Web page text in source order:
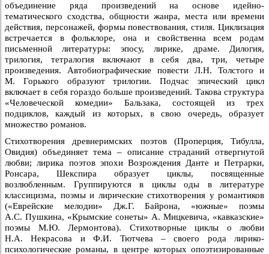
объединение ряда произведений на основе идейно-
тематического сходства, общности жанра, места или времени
действия, персонажей, формы повествования, стиля. Циклизация
встречается в фольклоре, она и свойственна всем родам
письменной литературы: эпосу, лирике, драме. Дилогия,
трилогия, тетралогия включают в себя два, три, четыре
произведения. Автобиографические повести Л.Н. Толстого и
М. Горького образуют трилогии. Подчас эпический цикл
включает в себя гораздо больше произведений. Такова структура
«Человеческой комедии» Бальзака, состоящей из трех
подциклов, каждый из которых, в свою очередь, образует
множество романов.
Стихотворения древнеримских поэтов (Проперция, Тибулла,
Овидия) объединяет тема – описание страданий отвергнутой
любви; лирика поэтов эпохи Возрождения Данте и Петрарки,
Ронсара, Шекспира образует циклы, посвященные
возлюбленным. Группируются в циклы оды в литературе
классицизма, поэмы и лирические стихотворения у романтиков
(«Еврейские мелодии» Дж.Г. Байрона, «южные» поэмы
А.С. Пушкина, «Крымские сонеты» А. Мицкевича, «кавказские»
поэмы М.Ю. Лермонтова). Стихотворные циклы о любви
Н.А. Некрасова и Ф.И. Тютчева – своего рода лирико-
психологические романы, в центре которых опоэтизированные